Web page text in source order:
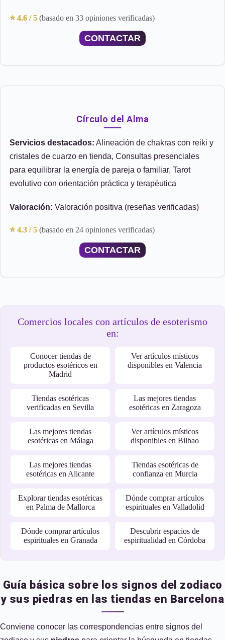
⭐ 4.6 / 5 (basado en 33 opiniones verificadas)
CONTACTAR
Círculo del Alma
Servicios destacados: Alineación de chakras con reiki y
cristales de cuarzo en tienda, Consultas presenciales
para equilibrar la energía de pareja o familiar, Tarot
evolutivo con orientación práctica y terapéutica
Valoración: Valoración positiva (reseñas verificadas)
⭐ 4.3 / 5 (basado en 24 opiniones verificadas)
CONTACTAR
Comercios locales con artículos de esoterismo
en:
Conocer tiendas de
productos esotéricos en
Madrid
Ver artículos místicos
disponibles en Valencia
Tiendas esotéricas
verificadas en Sevilla
Las mejores tiendas
esotéricas en Zaragoza
Las mejores tiendas
esotéricas en Málaga
Ver artículos místicos
disponibles en Bilbao
Las mejores tiendas
esotéricas en Alicante
Tiendas esotéricas de
confianza en Murcia
Explorar tiendas esotéricas
en Palma de Mallorca
Dónde comprar artículos
espirituales en Valladolid
Dónde comprar artículos
espirituales en Granada
Descubrir espacios de
espiritualidad en Córdoba
Guía básica sobre los signos del zodiaco
y sus piedras en las tiendas en Barcelona
Conviene conocer las correspondencias entre signos del